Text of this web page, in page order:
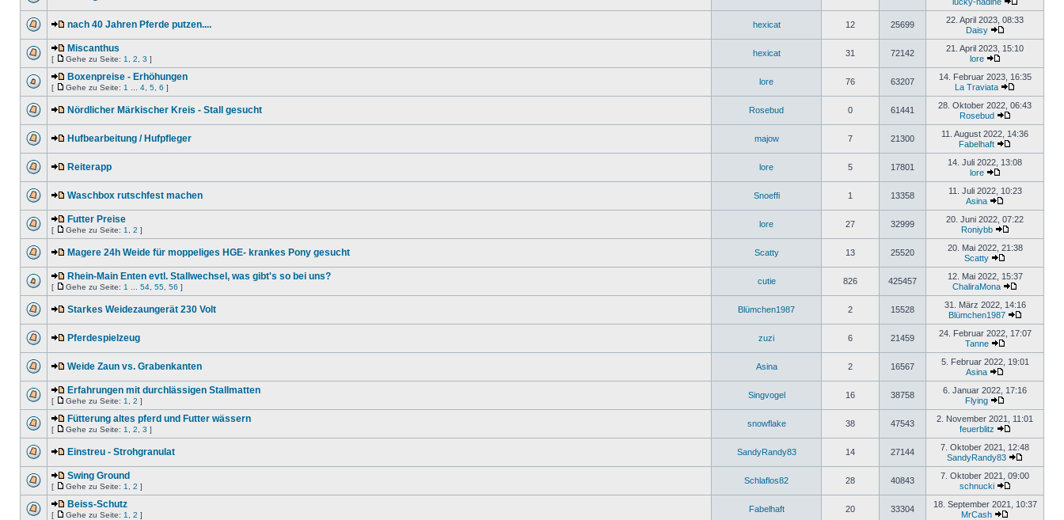
nach 40 Jahren Pferde putzen.... hexicat 12 25699
22. April 2023, 08:33
Daisy
Miscanthus
[ Gehe zu Seite: 1 2 3 ]
hexicat 31 72142
21. April 2023, 15:10
lore
Boxenpreise - Erhöhungen
[ Gehe zu Seite: 1 4 5 6 ]
lore 76 63207
14. Februar 2023, 16:35
La Traviata
Nördlicher Märkischer Kreis - Stall gesucht Rosebud 0 61441
28. Oktober 2022, 06:43
Rosebud
Hufbearbeitung / Hufpfleger majow 7 21300
11. August 2022, 14:36
Fabelhaft
Reiterapp lore 5 17801
14. Juli 2022, 13:08
lore
Waschbox rutschfest machen Snoeffi 1 13358
11. Juli 2022, 10:23
Asina
Futter Preise
[ Gehe zu Seite: 1 2 ]
lore 27 32999
20. Juni 2022, 07:22
Roniybb
Magere 24h Weide für moppeliges HGE- krankes Pony gesucht Scatty 13 25520
20. Mai 2022, 21:38
Scatty
Rhein-Main Enten evtl. Stallwechsel, was gibt's so bei uns?
[ Gehe zu Seite: 1 54 55 56 ]
cutie 826 425457
12. Mai 2022, 15:37
ChaliraMona
Starkes Weidezaungerät 230 Volt Blümchen1987 2 15528
31. März 2022, 14:16
Blümchen1987
Pferdespielzeug zuzi 6 21459
24. Februar 2022, 17:07
Tanne
Weide Zaun vs. Grabenkanten Asina 2 16567
5. Februar 2022, 19:01
Asina
Erfahrungen mit durchlässigen Stallmatten
[ Gehe zu Seite: 1 2 ]
Singvogel 16 38758
6. Januar 2022, 17:16
Flying
Fütterung altes pferd und Futter wässern
[ Gehe zu Seite: 1 2 3 ]
snowflake 38 47543
2. November 2021, 11:01
feuerblitz
Einstreu - Strohgranulat SandyRandy83 14 27144
7. Oktober 2021, 12:48
SandyRandy83
Swing Ground
[ Gehe zu Seite: 1 2 ]
Schlaflos82 28 40843
7. Oktober 2021, 09:00
schnucki
Beiss-Schutz
[ Gehe zu Seite: 1 2 ]
Fabelhaft 20 33304
18. September 2021, 10:37
MrCash